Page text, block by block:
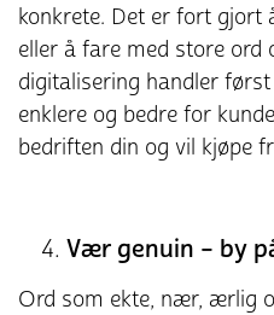
konkrete. Det er fort gjort
eller å fare med store ord
digitalisering handler
enklere og bedre for
bedriften din og vil kjøpe
Vær genuin – by
Ord som ekte, nær, ærlig